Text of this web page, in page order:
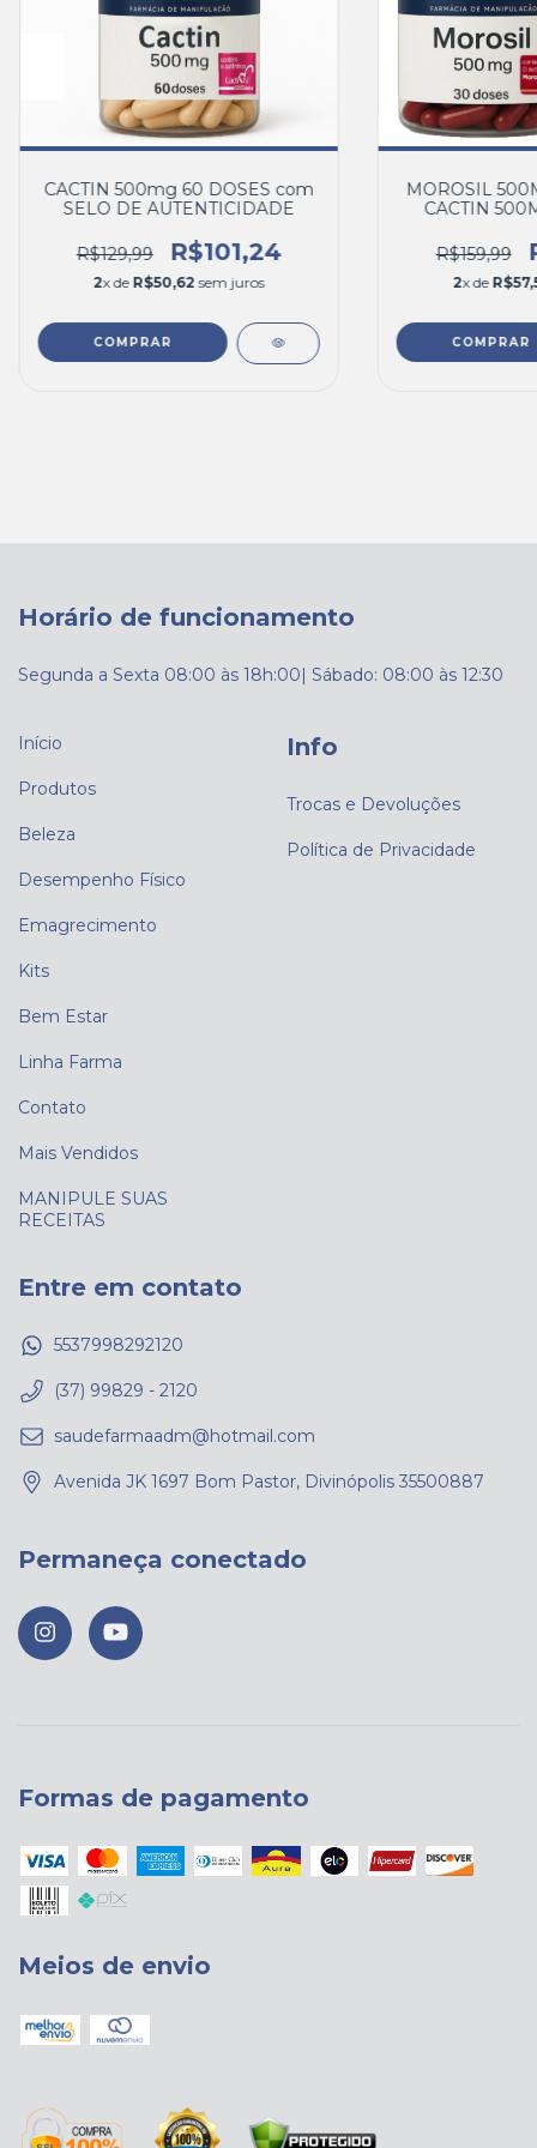
CACTIN 500mg 60 DOSES com
SELO DE AUTENTICIDADE
R$129,99 R$101,24
2x de R$50,62 sem juros
MOROSIL
CACTIN
R$159,99
2x de
Horário de funcionamento
Segunda a Sexta 08:00 às 18h:00| Sábado: 08:00 às 12:30
Início
Produtos
Beleza
Desempenho Físico
Emagrecimento
Kits
Bem Estar
Linha Farma
Contato
Mais Vendidos
MANIPULE SUAS
RECEITAS
Info
Trocas e Devoluções
Política de Privacidade
Entre em contato
5537998292120
(37) 99829 - 2120
saudefarmaadm@hotmail.com
Avenida JK 1697 Bom Pastor, Divinópolis 35500887
Permaneça conectado
Formas de pagamento
Meios de envio